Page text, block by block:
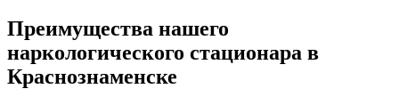
Преимущества нашего
наркологического стационара в
Краснознаменске